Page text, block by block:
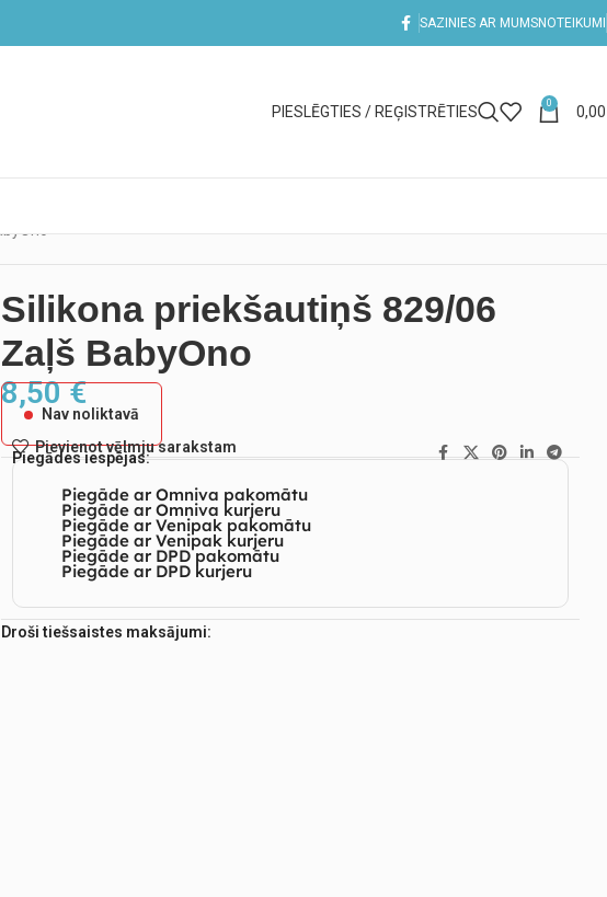
SAZINIES AR MUMSNOTEIKUMI
PIESLĒGTIES / REĢISTRĒTIES 0
Silikona priekšautiņš 829/06
Zaļš BabyOno
8,50€
Nav noliktavā
Pievienot vēlmju sarakstam
Piegādes iespējas:
Piegāde ar Omniva pakomātu
Piegāde ar Omniva kurjeru
Piegāde ar Venipak pakomātu
Piegāde ar Venipak kurjeru
Piegāde ar DPD pakomātu
Piegāde ar DPD kurjeru
Droši tiešsaistes maksājumi: